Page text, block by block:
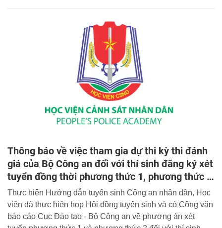
xây dựng quy định, quy trình, quy chế về công tác cán bộ
trong lĩnh vực này, cũng như việc xử lí nghiêm cán bộ có
Thông báo về việc tham gia dự thi kỳ thi đánh
giá của Bộ Công an đối với thí sinh đăng ký xét
tuyển đồng thời phương thức 1, phương thức 2
và phương thức 3, năm 2023
Thực hiện Hướng dẫn tuyển sinh Công an nhân dân, Học
viện đã thực hiện họp Hội đồng tuyển sinh và có Công văn
báo cáo Cục Đào tạo - Bộ Công an về phương án xét